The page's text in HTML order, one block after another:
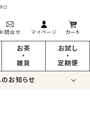
お問合せ マイページ カート
お茶
・
雑貨
お試し
・
定期便
お知らせ